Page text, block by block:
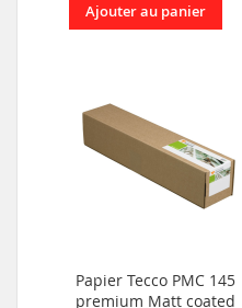
Ajouter au panier
Papier Tecco PMC 145
premium Matt coated